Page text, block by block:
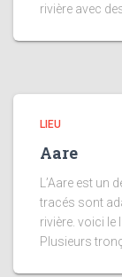
rivière avec
LIEU
Aare
L’Aare est
tracés sont
rivière. voici le
Plusieurs